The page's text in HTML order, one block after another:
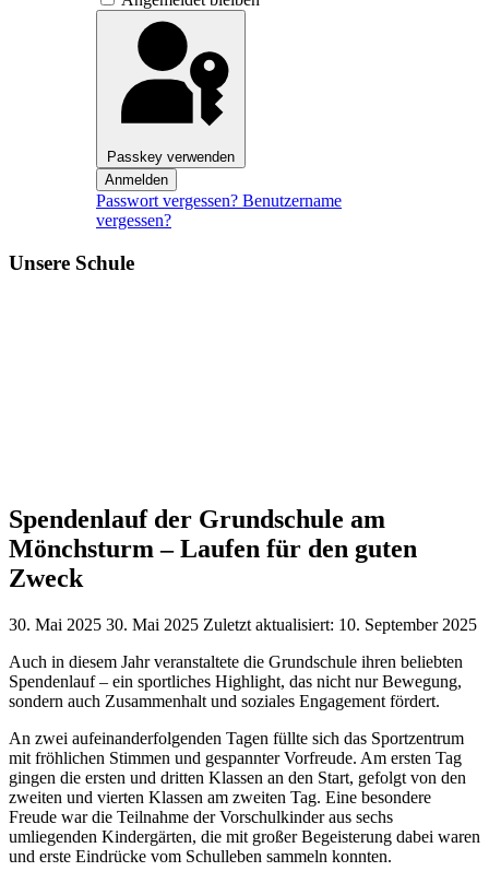
Passkey verwenden
Anmelden
Passwort vergessen? Benutzername
vergessen?
Unsere Schule
Spendenlauf der Grundschule am
Mönchsturm – Laufen für den guten
Zweck
30. Mai 2025 30. Mai 2025 Zuletzt aktualisiert: 10. September 2025
Auch in diesem Jahr veranstaltete die Grundschule ihren beliebten
Spendenlauf – ein sportliches Highlight, das nicht nur Bewegung,
sondern auch Zusammenhalt und soziales Engagement fördert.
An zwei aufeinanderfolgenden Tagen füllte sich das Sportzentrum
mit fröhlichen Stimmen und gespannter Vorfreude. Am ersten Tag
gingen die ersten und dritten Klassen an den Start, gefolgt von den
zweiten und vierten Klassen am zweiten Tag. Eine besondere
Freude war die Teilnahme der Vorschulkinder aus sechs
umliegenden Kindergärten, die mit großer Begeisterung dabei waren
und erste Eindrücke vom Schulleben sammeln konnten.